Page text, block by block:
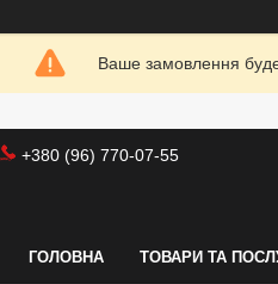
Ваше замовлення
+380 (96) 770-07-55
ГОЛОВНА ТОВАРИ ТА